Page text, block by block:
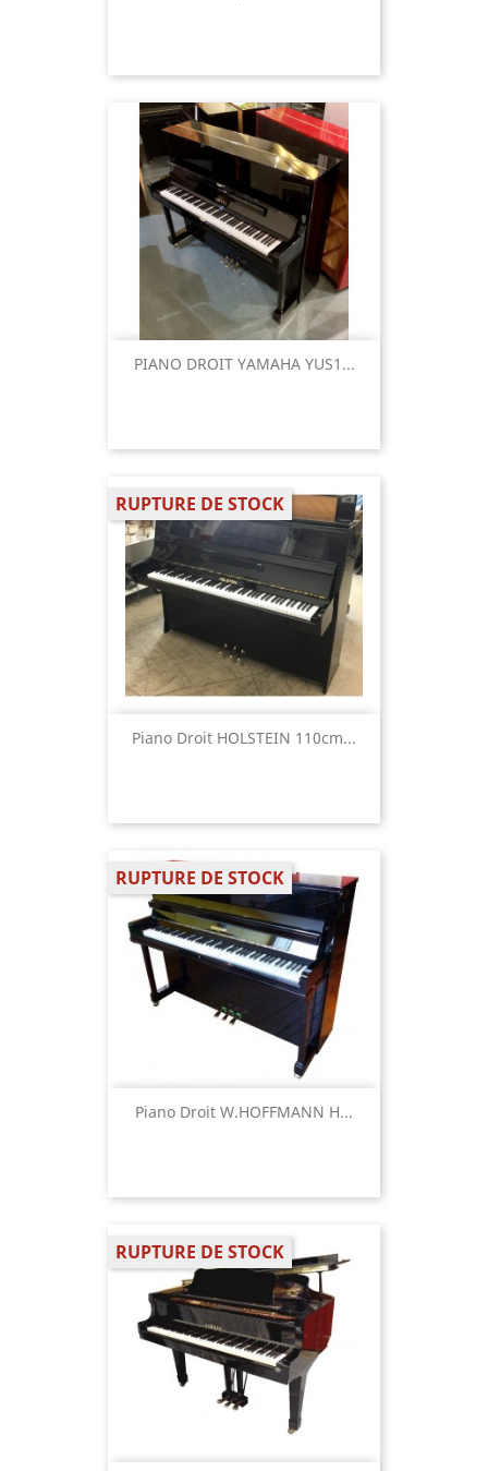
PIANO DROIT YAMAHA YUS1...
Piano Droit HOLSTEIN 110cm...
RUPTURE DE STOCK
Piano Droit W.HOFFMANN H...
RUPTURE DE STOCK
RUPTURE DE STOCK